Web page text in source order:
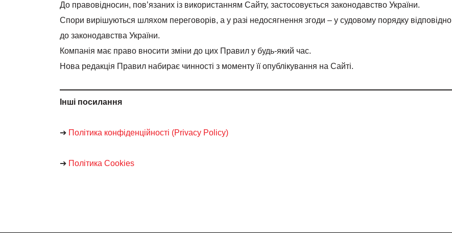
До правовідносин, пов’язаних із використанням Сайту, застосовується законодавство України.
Спори вирішуються шляхом переговорів, а у разі недосягнення згоди – у судовому порядку відповідно
до законодавства України.
Компанія має право вносити зміни до цих Правил у будь-який час.
Нова редакція Правил набирає чинності з моменту її опублікування на Сайті.
Інші посилання
➔ Політика конфіденційності (Privacy Policy)
➔ Політика Cookies